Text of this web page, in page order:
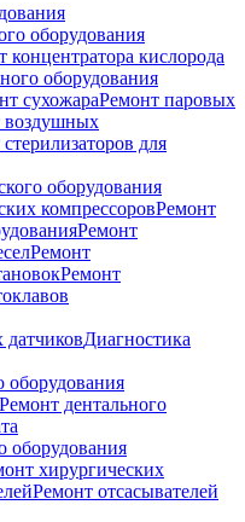
оборудования
концентратора кислорода
оборудования
сухожараРемонт паровых
воздушных
для
оборудования
компрессоровРемонт
Ремонт
Ремонт
Ремонт
датчиковДиагностика
оборудования
Ремонт дентального
оборудования
хирургических
Ремонт отсасывателей